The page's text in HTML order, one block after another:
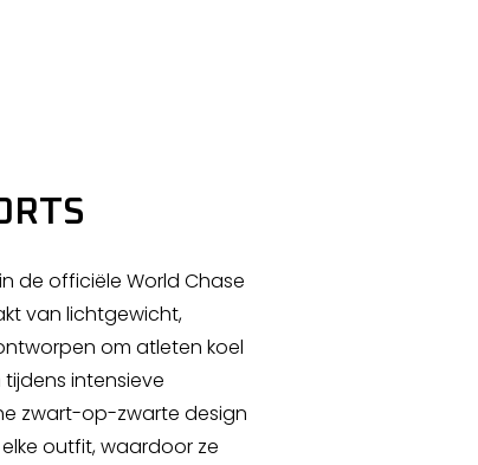
de officiële World Chase
van lichtgewicht,
om atleten koel
intensieve
zwart-op-zwarte design
outfit, waardoor ze